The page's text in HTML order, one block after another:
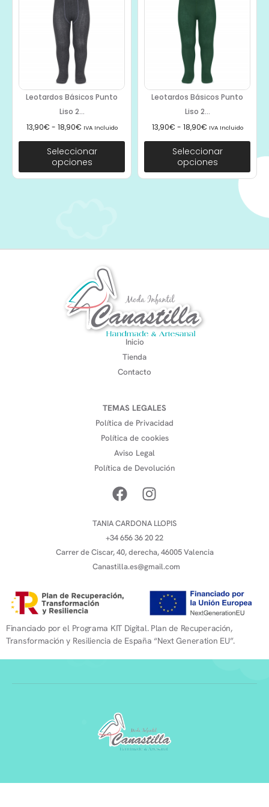
Leotardos Básicos Punto
Liso 2...
13,90€ - 18,90€ IVA Incluido
Seleccionar
opciones
Leotardos Básicos Punto
Liso 2...
13,90€ - 18,90€ IVA Incluido
Seleccionar
opciones
Inicio
Tienda
Contacto
TEMAS LEGALES
Política de Privacidad
Política de cookies
Aviso Legal
Política de Devolución
TANIA CARDONA LLOPIS
+34 656 36 20 22
Carrer de Ciscar, 40, derecha, 46005 Valencia
Canastilla.es@gmail.com
Financiado por el Programa KIT Digital. Plan de Recuperación,
Transformación y Resiliencia de España “Next Generation EU”.